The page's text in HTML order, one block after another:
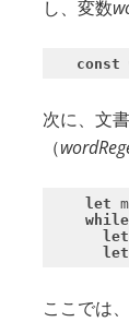
し、変数
const
次に、文
（
let
while
let
let
ここでは、